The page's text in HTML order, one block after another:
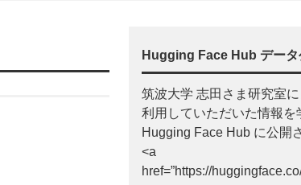
Hugging Face Hub データ
筑波大学 志田さま研究室
利用していただいた情報を
Hugging Face Hub に公開
<a
href=”https://